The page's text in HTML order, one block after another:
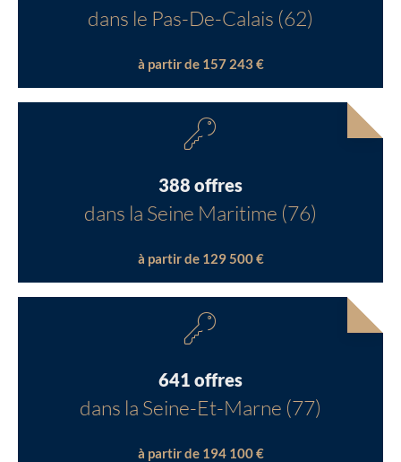
dans le Pas-De-Calais (62)
à partir de 157 243 €
388 offres
dans la Seine Maritime (76)
à partir de 129 500 €
641 offres
dans la Seine-Et-Marne (77)
à partir de 194 100 €